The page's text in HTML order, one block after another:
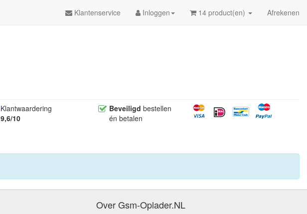
Klantenservice Inloggen 14 product(en) Afrekenen
Klantwaardering
9,6/10
Beveiligd bestellen
én betalen
Over Gsm-Oplader.NL